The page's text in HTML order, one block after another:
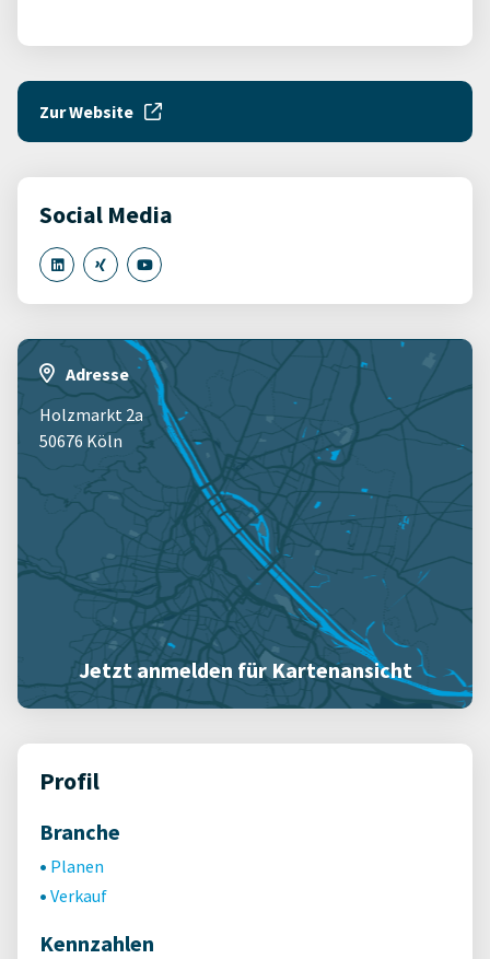
Zur Website
Social Media
Adresse
Holzmarkt 2a
50676 Köln
Jetzt anmelden für Kartenansicht
Profil
Branche
Planen
Verkauf
Kennzahlen